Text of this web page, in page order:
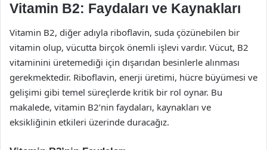
Vitamin B2: Faydaları ve Kaynakları
Vitamin B2, diğer adıyla riboflavin, suda çözünebilen bir
vitamin olup, vücutta birçok önemli işlevi vardır. Vücut, B2
vitaminini üretemediği için dışarıdan besinlerle alınması
gerekmektedir. Riboflavin, enerji üretimi, hücre büyümesi ve
gelişimi gibi temel süreçlerde kritik bir rol oynar. Bu
makalede, vitamin B2’nin faydaları, kaynakları ve
eksikliğinin etkileri üzerinde duracağız.